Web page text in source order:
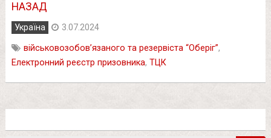
НАЗАД
Україна
3.07.2024
військовозобовʼязаного та резервіста “Оберіг”,
Електронний реєстр призовника, ТЦК